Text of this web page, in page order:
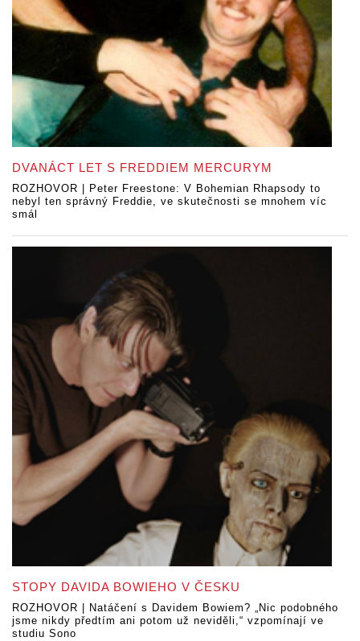
DVANÁCT LET S FREDDIEM MERCURYM
ROZHOVOR | Peter Freestone: V Bohemian Rhapsody to
nebyl ten správný Freddie, ve skutečnosti se mnohem víc
smál
STOPY DAVIDA BOWIEHO V ČESKU
ROZHOVOR | Natáčení s Davidem Bowiem? „Nic podobného
jsme nikdy předtím ani potom už neviděli,“ vzpomínají ve
studiu Sono